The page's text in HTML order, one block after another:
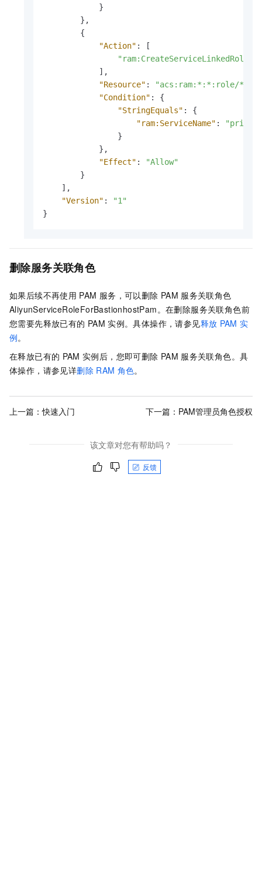
}
} ,
{
"Action" :
[
"ram:CreateServiceLinkedRole"
] ,
"Resource" : "acs:ram:*:*:role/*"
"Condition" :
{
"StringEquals" :
{
"ram:ServiceName" :
}
} ,
"Effect" :
"Allow"
}
] ,
"Version" :
"1"
}
删除服务关联角色
如果后续不再使用 PAM 服务，可以删除 PAM 服务关联角色
AliyunServiceRoleForBastionhostPam。在删除服务关联角色前
您需要先释放已有的 PAM 实例。具体操作，请参见释放 PAM 实
例。
在释放已有的 PAM 实例后，您即可删除 PAM 服务关联角色。具
体操作，请参见详删除 RAM 角色。
上一篇：快速入门 下一篇： PAM管理员角色授权
该文章对您有帮助吗？
反馈